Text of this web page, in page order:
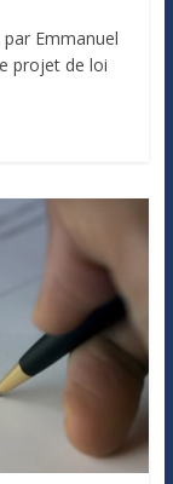
Emmanuel
projet de loi